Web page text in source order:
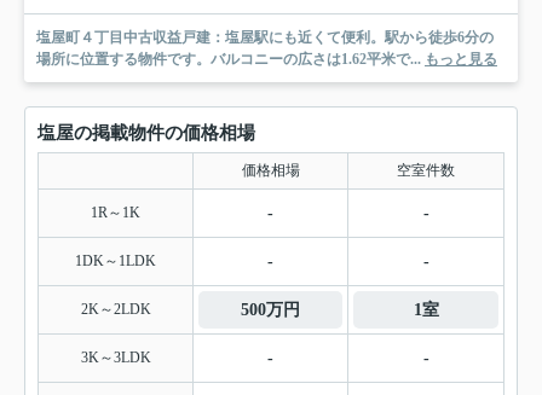
塩屋町４丁目中古収益戸建：塩屋駅にも近くて便利。駅から徒歩6分の
場所に位置する物件です。バルコニーの広さは1.62平米で... もっと見る
塩屋の掲載物件の価格相場
価格相場 空室件数
1R～1K - -
1DK～1LDK - -
2K～2LDK 500万円 1室
3K～3LDK - -